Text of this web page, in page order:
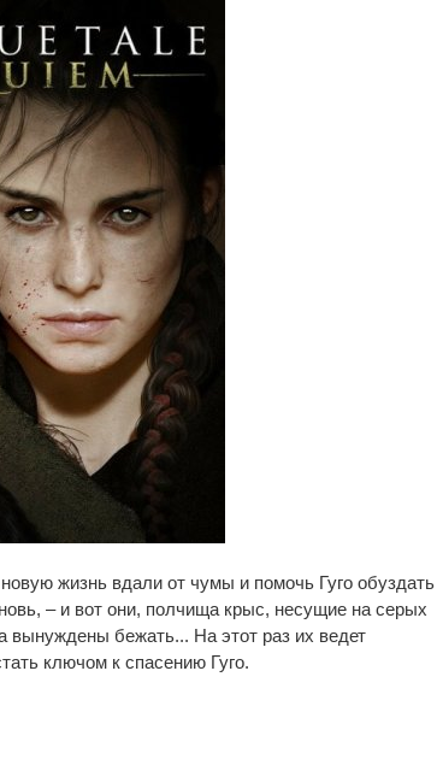
жизнь вдали от чумы и помочь Гуго обуздать
– и вот они, полчища крыс, несущие на серых
вынуждены бежать... На этот раз их ведет
ключом к спасению Гуго.